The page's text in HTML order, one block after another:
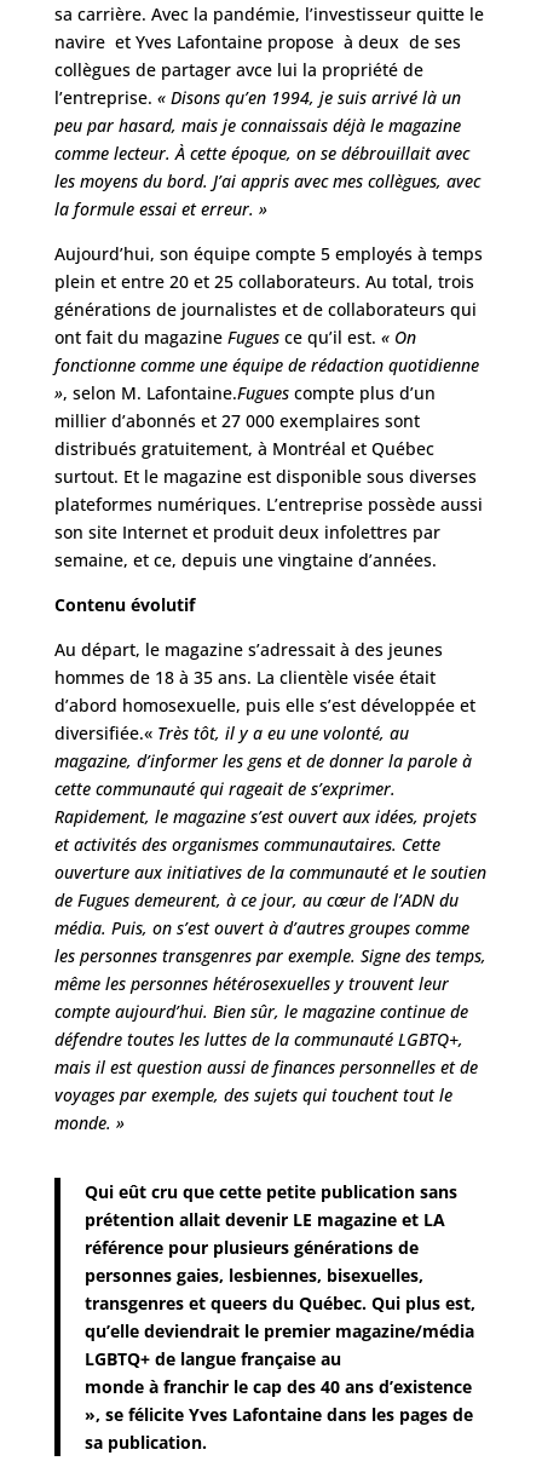
sa carrière. Avec la pandémie, l’investisseur quitte le
navire et Yves Lafontaine propose à deux de ses
collègues de partager avce lui la propriété de
l’entreprise. « Disons qu’en 1994, je suis arrivé là un
peu par hasard, mais je connaissais déjà le magazine
comme lecteur. À cette époque, on se débrouillait avec
les moyens du bord. J’ai appris avec mes collègues, avec
la formule essai et erreur. »
Aujourd’hui, son équipe compte 5 employés à temps
plein et entre 20 et 25 collaborateurs. Au total, trois
générations de journalistes et de collaborateurs qui
ont fait du magazine Fuguesce qu’il est. « On
fonctionne comme une équipe de rédaction quotidienne
», selon M. Lafontaine.Fugues compte plus d’un
millier d’abonnés et 27 000 exemplaires sont
distribués gratuitement, à Montréal et Québec
surtout. Et le magazine est disponible sous diverses
plateformes numériques. L’entreprise possède aussi
son site Internet et produit deux infolettres par
semaine, et ce, depuis une vingtaine d’années.
Contenu évolutif
Au départ, le magazine s’adressait à des jeunes
hommes de 18 à 35 ans. La clientèle visée était
d’abord homosexuelle, puis elle s’est développée et
diversifiée.«Très tôt, il y a eu une volonté, au
magazine, d’informer les gens et de donner la parole à
cette communauté qui rageait de s’exprimer.
Rapidement, le magazine s’est ouvert aux idées, projets
et activités des organismes communautaires. Cette
ouverture aux initiatives de la communauté et le soutien
de Fugues demeurent, à ce jour, au cœur de l’ADN du
média. Puis, on s’est ouvert à d’autres groupes comme
les personnes transgenres par exemple. Signe des temps,
même les personnes hétérosexuelles y trouvent leur
compte aujourd’hui. Bien sûr, le magazine continue de
défendre toutes les luttes de la communauté LGBTQ+,
mais il est question aussi de finances personnelles et de
voyages par exemple, des sujets qui touchent tout le
monde. »
Qui eût cru que cette petite publication sans
prétention allait devenir LE magazine et LA
référence pour plusieurs générations de
personnes gaies, lesbiennes, bisexuelles,
transgenres et queers du Québec. Qui plus est,
qu’elle deviendrait le premier magazine/média
LGBTQ+ de langue française au
monde àfranchir le cap des 40 ans d’existence
», se félicite Yves Lafontaine dans les pages de
sa publication.